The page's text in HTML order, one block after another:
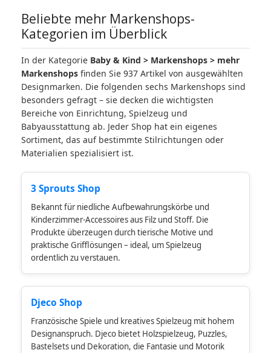
Beliebte mehr Markenshops-
Kategorien im Überblick
In der Kategorie Baby & Kind > Markenshops > mehr
Markenshops finden Sie 937 Artikel von ausgewählten
Designmarken. Die folgenden sechs Markenshops sind
besonders gefragt – sie decken die wichtigsten
Bereiche von Einrichtung, Spielzeug und
Babyausstattung ab. Jeder Shop hat ein eigenes
Sortiment, das auf bestimmte Stilrichtungen oder
Materialien spezialisiert ist.
3 Sprouts Shop
Bekannt für niedliche Aufbewahrungskörbe und
Kinderzimmer-Accessoires aus Filz und Stoff. Die
Produkte überzeugen durch tierische Motive und
praktische Grifflösungen – ideal, um Spielzeug
ordentlich zu verstauen.
Djeco Shop
Französische Spiele und kreatives Spielzeug mit hohem
Designanspruch. Djeco bietet Holzspielzeug, Puzzles,
Bastelsets und Dekoration, die Fantasie und Motorik